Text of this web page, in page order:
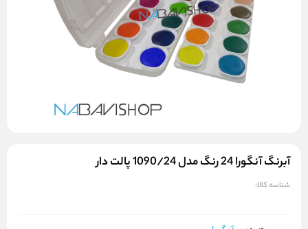
آبرنگ آنگورا 24 رنگ مدل 1090/24 پالت دار
شناسه کالا: